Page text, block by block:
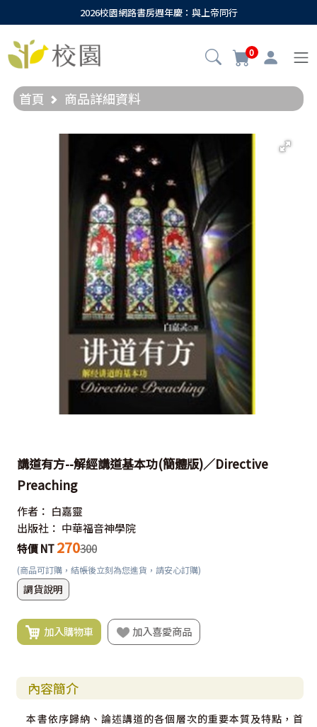
2026校園網路書房週年慶：與上帝同行
0
首頁 商品詳細資料
講道有方--解經講道基本功(簡體版)／Directive
Preaching
作者： 白嘉靈
出版社： 中華福音神學院
特價 NT 270300
(商品可訂購，結帳後立刻為您進貨，請安心訂購)
調貨說明
加入購物車 加入喜愛商品
內容簡介
本書依序歸納、論述講道的各個層次的重要本質及特點，首